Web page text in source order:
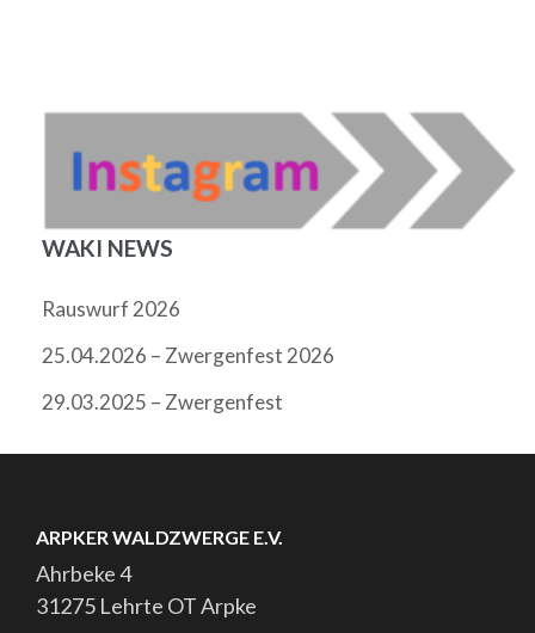
WAKI NEWS
Rauswurf 2026
25.04.2026 – Zwergenfest 2026
29.03.2025 – Zwergenfest
ARPKER WALDZWERGE E.V.
Ahrbeke 4
31275 Lehrte OT Arpke